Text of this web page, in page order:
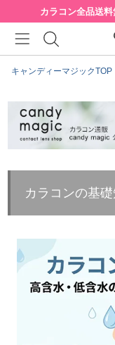
カラコン全品送料
キャンディーマジックTOP
カラコンの基